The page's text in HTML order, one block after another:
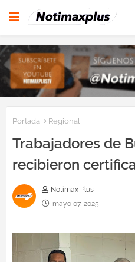
Portada Regional
Trabajadores de
recibieron
Notimax Plus
mayo 07, 2025